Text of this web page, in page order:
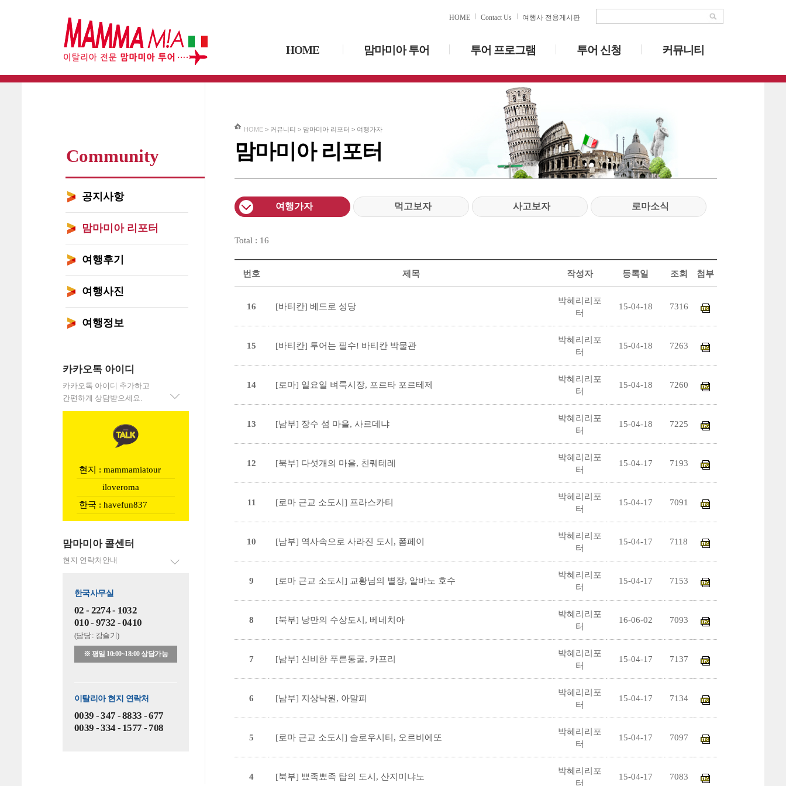
HOME Contact Us 여행사 전용게시판
HOME 맘마미아 투어 투어 프로그램 투어 신청 커뮤니티
Community
공지사항
맘마미아 리포터
여행후기
여행사진
여행정보
카카오톡 아이디
카카오톡 아이디 추가하고
간편하게 상담받으세요.
현지 : mammamiatour
iloveroma
한국 : havefun837
맘마미아 콜센터
현지 연락처안내
한국사무실
02 - 2274 - 1032
010 - 9732 - 0410
(담당 : 강슬기)
※ 평일 10:00~18:00 상담가능
이탈리아 현지 연락처
0039 - 347 - 8833 - 677
0039 - 334 - 1577 - 708
HOME > 커뮤니티 > 맘마미아 리포터 > 여행가자
맘마미아 리포터
여행가자 먹고보자 사고보자 로마소식
Total : 16
번호 제목 작성자 등록일 조회 첨부
16 [바티칸] 베드로 성당
박혜리리포
터
15-04-18 7316
15 [바티칸] 투어는 필수! 바티칸 박물관
박혜리리포
터
15-04-18 7263
14 [로마] 일요일 벼룩시장, 포르타 포르테제
박혜리리포
터
15-04-18 7260
13 [남부] 장수 섬 마을, 사르데냐
박혜리리포
터
15-04-18 7225
12 [북부] 다섯개의 마을, 친퀘테레
박혜리리포
터
15-04-17 7193
11 [로마 근교 소도시] 프라스카티
박혜리리포
터
15-04-17 7091
10 [남부] 역사속으로 사라진 도시, 폼페이
박혜리리포
터
15-04-17 7118
9 [로마 근교 소도시] 교황님의 별장, 알바노 호수
박혜리리포
터
15-04-17 7153
8 [북부] 낭만의 수상도시, 베네치아
박혜리리포
터
16-06-02 7093
7 [남부] 신비한 푸른동굴, 카프리
박혜리리포
터
15-04-17 7137
6 [남부] 지상낙원, 아말피
박혜리리포
터
15-04-17 7134
5 [로마 근교 소도시] 슬로우시티, 오르비에또
박혜리리포
터
15-04-17 7097
4 [북부] 뾰족뾰족 탑의 도시, 산지미냐노
박혜리리포
터
15-04-17 7083